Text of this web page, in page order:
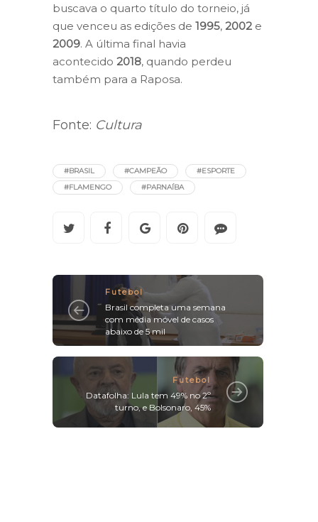
buscava o quarto título do torneio, já
que venceu as edições de 1995, 2002 e
2009. A última final havia
acontecido 2018, quando perdeu
também para a Raposa.
Fonte: Cultura
#BRASIL #CAMPEÃO
#ESPORTE
#FLAMENGO
#PARNAÍBA
Futebol
Brasil completa uma semana
com média móvel de casos
abaixo de 5 mil
Futebol
Datafolha: Lula tem 49% no 2º
turno, e Bolsonaro, 45%